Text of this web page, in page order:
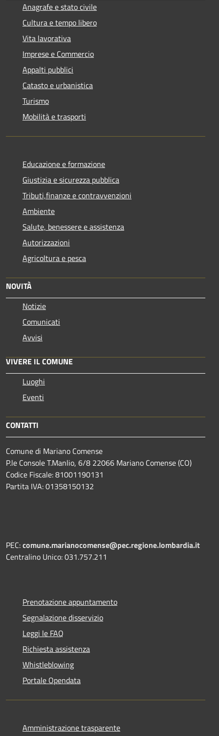
Anagrafe e stato civile
Cultura e tempo libero
Vita lavorativa
Imprese e Commercio
Appalti pubblici
Catasto e urbanistica
Turismo
Mobilità e trasporti
Educazione e formazione
Giustizia e sicurezza pubblica
Tributi,finanze e contravvenzioni
Ambiente
Salute, benessere e assistenza
Autorizzazioni
Agricoltura e pesca
NOVITÀ
Notizie
Comunicati
Avvisi
VIVERE IL COMUNE
Luoghi
Eventi
CONTATTI
Comune di Mariano Comense
P.le Console T.Manlio, 6/8 22066 Mariano Comense (CO)
Codice Fiscale: 81001190131
Partita IVA: 01358150132
PEC:comune.marianocomense@pec.regione.lombardia.it
Centralino Unico: 031.757.211
Prenotazione appuntamento
Segnalazione disservizio
Leggi le FAQ
Richiesta assistenza
Whistleblowing
Portale Opendata
Amministrazione trasparente